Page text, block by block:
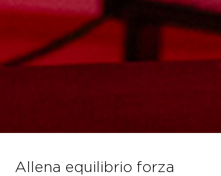
allena equilibrio forza